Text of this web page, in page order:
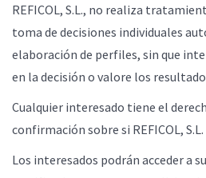
REFICOL, S.L., no realiza
toma de decisiones individuales
elaboración de perfiles, sin que
en la decisión o valore los
Cualquier interesado tiene el
confirmación sobre si REFICOL,
Los interesados podrán acceder a